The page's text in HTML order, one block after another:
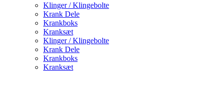
Klinger / Klingebolte
Krank Dele
Krankboks
Kranksæt
Klinger / Klingebolte
Krank Dele
Krankboks
Kranksæt